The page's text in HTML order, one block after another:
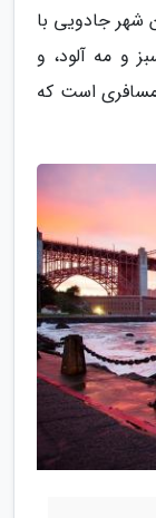
شهر جادویی با
و مه آلود، و
مسافری است که